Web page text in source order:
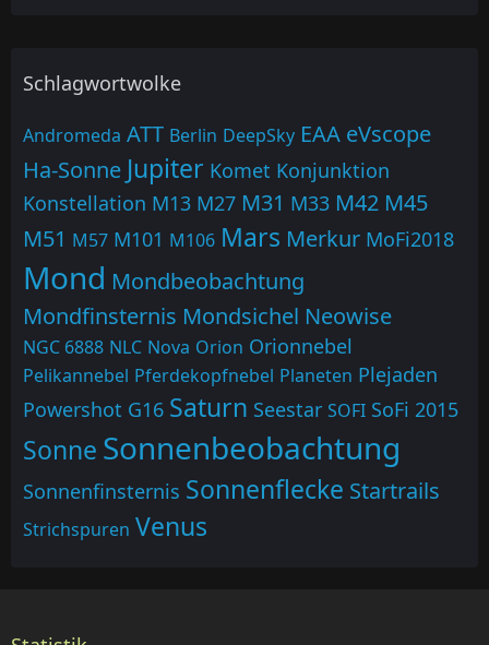
Schlagwortwolke
Andromeda ATT Berlin DeepSky EAA eVscope
Ha-Sonne Jupiter Komet Konjunktion
Konstellation M13 M27 M31 M33 M42 M45
M51 M57 M101 M106 Mars Merkur MoFi2018
Mond Mondbeobachtung
Mondfinsternis Mondsichel Neowise
NGC 6888 NLC Nova Orion Orionnebel
Pelikannebel Pferdekopfnebel Planeten Plejaden
Powershot G16 Saturn Seestar SOFI SoFi 2015
Sonne Sonnenbeobachtung
Sonnenfinsternis Sonnenflecke Startrails
Strichspuren Venus